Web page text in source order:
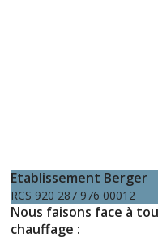
Etablissement Berger
RCS 920 287 976 00012
Nous faisons face à
chauffage :